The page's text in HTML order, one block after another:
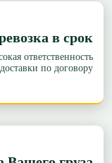
в срок
ответственность
по договору